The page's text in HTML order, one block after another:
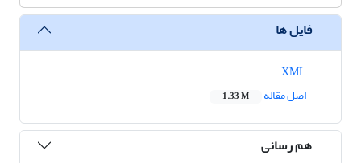
فایل ها
اصل مقاله
1.33 M
هم رسانی